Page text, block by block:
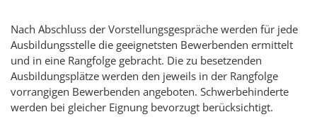
Nach Abschluss der Vorstellungsgespräche werden für jede
Ausbildungsstelle die geeignetsten Bewerbenden ermittelt
und in eine Rangfolge gebracht. Die zu besetzenden
Ausbildungsplätze werden den jeweils in der Rangfolge
vorrangigen Bewerbenden angeboten. Schwerbehinderte
werden bei gleicher Eignung bevorzugt berücksichtigt.